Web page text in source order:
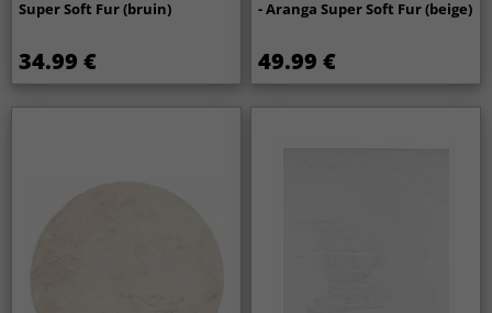
Super Soft Fur (bruin)
34.99 €
- Aranga Super Soft Fur (beige)
49.99 €